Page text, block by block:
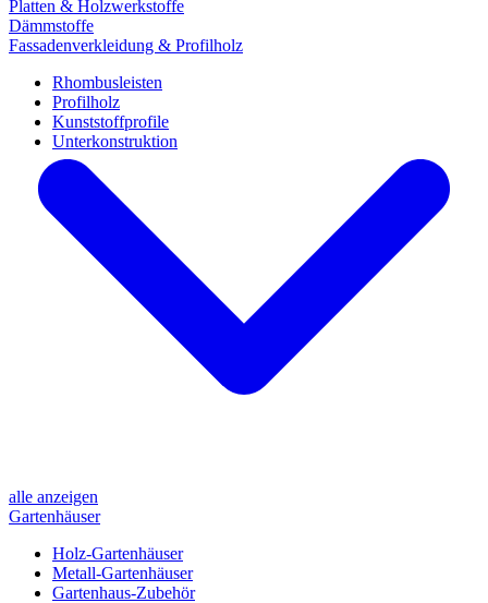
alle anzeigen
Gartenhäuser
Holz-Gartenhäuser
Metall-Gartenhäuser
Gartenhaus-Zubehör
Platten & Holzwerkstoffe
Dämmstoffe
Fassadenverkleidung & Profilholz
Rhombusleisten
Profilholz
Kunststoffprofile
Unterkonstruktion